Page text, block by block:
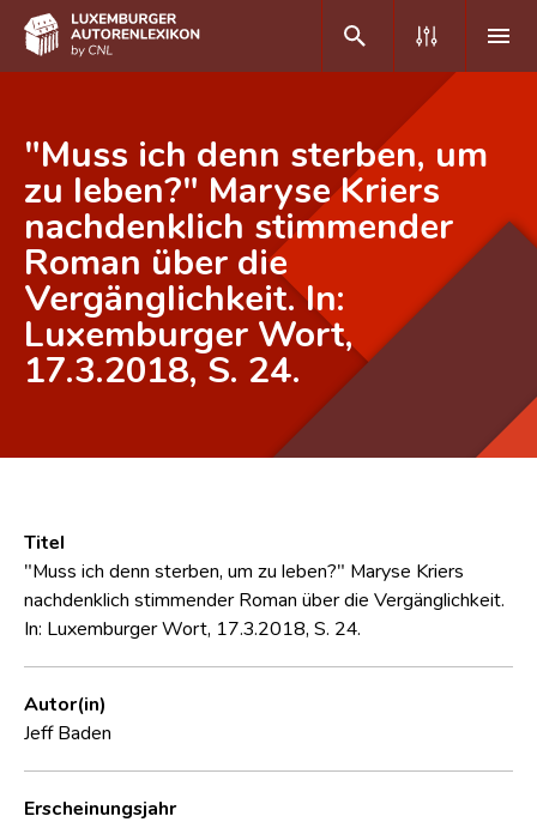
DE FR
Home
Autor(inn)en A-Z
Erweiterte Suche
Häufige Fragen und Antworten
Forschungsgruppe
"Muss ich denn sterben, um
zu leben?" Maryse Kriers
nachdenklich stimmender
Roman über die
Vergänglichkeit. In:
Luxemburger Wort,
17.3.2018, S. 24.
Titel
"Muss ich denn sterben, um zu leben?" Maryse Kriers
nachdenklich stimmender Roman über die Vergänglichkeit.
In: Luxemburger Wort, 17.3.2018, S. 24.
Autor(in)
Jeff Baden
Erscheinungsjahr